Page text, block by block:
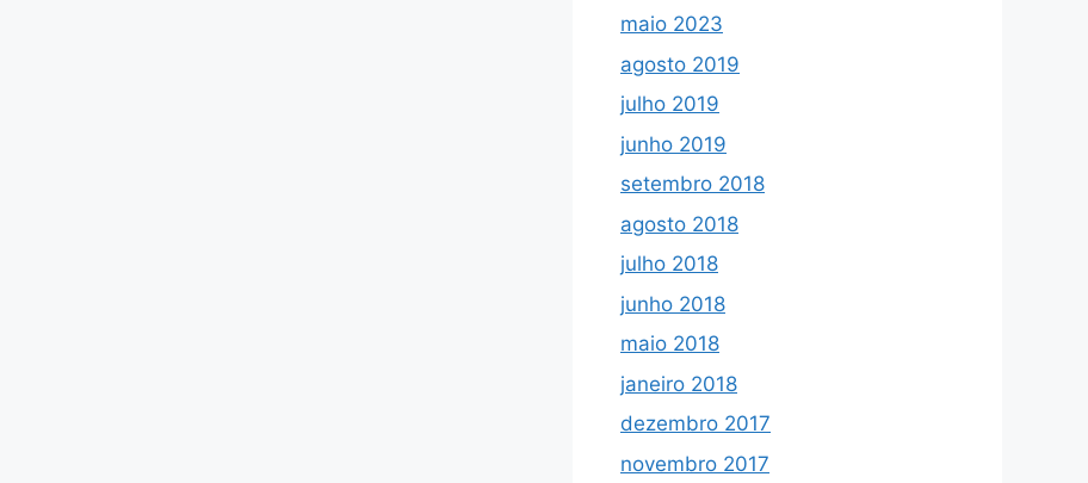
maio 2023
agosto 2019
julho 2019
junho 2019
setembro 2018
agosto 2018
julho 2018
junho 2018
maio 2018
janeiro 2018
dezembro 2017
novembro 2017